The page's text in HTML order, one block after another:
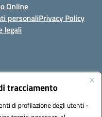
tracciamento
di profilazione degli utenti -
Online
personaliPrivacy Policy
legali
- Palermo